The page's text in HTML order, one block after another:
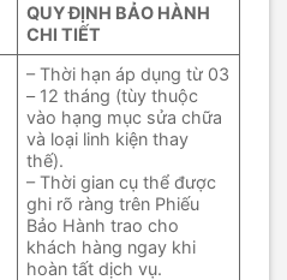
QUY ĐỊNH BẢO HÀNH
CHI TIẾT
– Thời hạn áp dụng từ 03
– 12 tháng (tùy thuộc
vào hạng mục sửa chữa
và loại linh kiện thay
thế).
– Thời gian cụ thể được
ghi rõ ràng trên Phiếu
Bảo Hành trao cho
khách hàng ngay khi
hoàn tất dịch vụ.